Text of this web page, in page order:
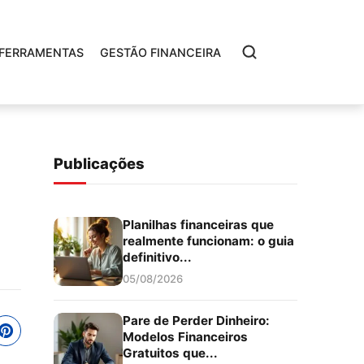
GESTÃO FINANCEIRA
Publicações
Planilhas financeiras que
realmente funcionam: o guia
definitivo...
05/08/2026
Pare de Perder Dinheiro:
Modelos Financeiros
Gratuitos que...